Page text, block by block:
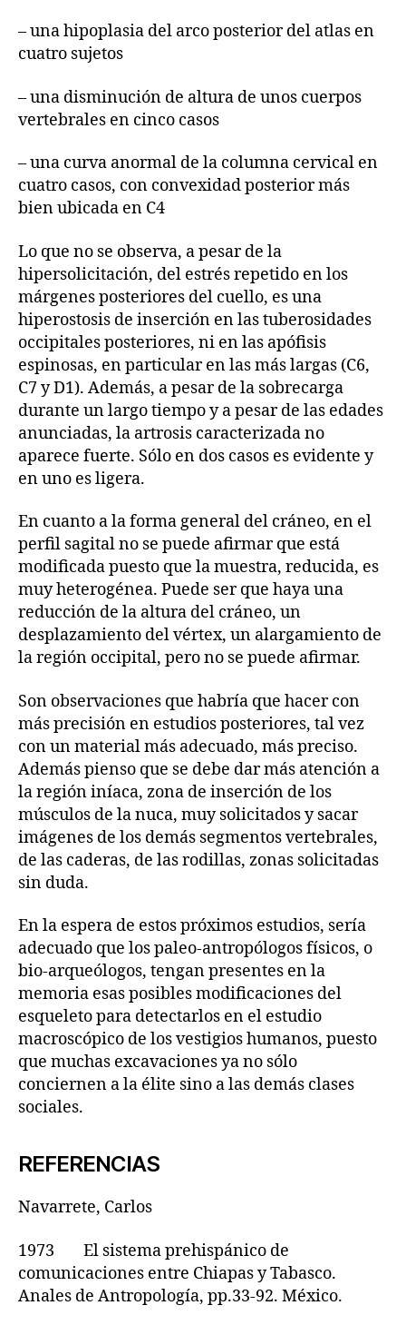
– una hipoplasia del arco posterior del atlas en
cuatro sujetos
– una disminución de altura de unos cuerpos
vertebrales en cinco casos
– una curva anormal de la columna cervical en
cuatro casos, con convexidad posterior más
bien ubicada en C4
Lo que no se observa, a pesar de la
hipersolicitación, del estrés repetido en los
márgenes posteriores del cuello, es una
hiperostosis de inserción en las tuberosidades
occipitales posteriores, ni en las apófisis
espinosas, en particular en las más largas (C6,
C7 y D1). Además, a pesar de la sobrecarga
durante un largo tiempo y a pesar de las edades
anunciadas, la artrosis caracterizada no
aparece fuerte. Sólo en dos casos es evidente y
en uno es ligera.
En cuanto a la forma general del cráneo, en el
perfil sagital no se puede afirmar que está
modificada puesto que la muestra, reducida, es
muy heterogénea. Puede ser que haya una
reducción de la altura del cráneo, un
desplazamiento del vértex, un alargamiento de
la región occipital, pero no se puede afirmar.
Son observaciones que habría que hacer con
más precisión en estudios posteriores, tal vez
con un material más adecuado, más preciso.
Además pienso que se debe dar más atención a
la región iníaca, zona de inserción de los
músculos de la nuca, muy solicitados y sacar
imágenes de los demás segmentos vertebrales,
de las caderas, de las rodillas, zonas solicitadas
sin duda.
En la espera de estos próximos estudios, sería
adecuado que los paleo-antropólogos físicos, o
bio-arqueólogos, tengan presentes en la
memoria esas posibles modificaciones del
esqueleto para detectarlos en el estudio
macroscópico de los vestigios humanos, puesto
que muchas excavaciones ya no sólo
conciernen a la élite sino a las demás clases
sociales.
REFERENCIAS
Navarrete, Carlos
1973 El sistema prehispánico de
comunicaciones entre Chiapas y Tabasco.
Anales de Antropología, pp.33-92. México.